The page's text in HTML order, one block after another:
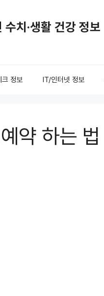
치·생활 건강 정보
크 정보 IT/인터넷 정보
약 하는 법